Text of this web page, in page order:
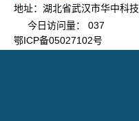
地址：湖北省武汉市华中
今日访问量： 037
鄂ICP备05027102号